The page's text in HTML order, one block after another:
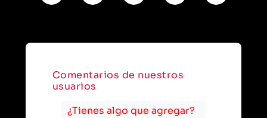
Comentarios de nuestros
usuarios
¿Tienes algo que agregar?